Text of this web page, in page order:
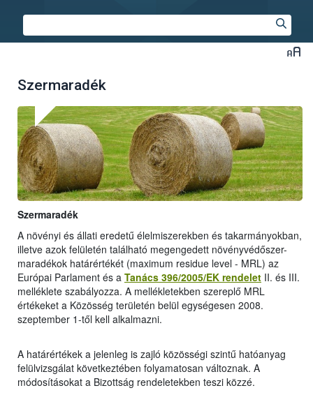
Szermaradék
Szermaradék
A növényi és állati eredetű élelmiszerekben és takarmányokban,
illetve azok felületén található megengedett növényvédőszer-
maradékok határértékét (maximum residue level - MRL) az
Európai Parlament és a Tanács 396/2005/EK rendelet II. és III.
melléklete szabályozza. A mellékletekben szereplő MRL
értékeket a Közösség területén belül egységesen 2008.
szeptember 1-től kell alkalmazni.
A határértékek a jelenleg is zajló közösségi szintű hatóanyag
felülvizsgálat következtében folyamatosan változnak. A
módosításokat a Bizottság rendeletekben teszi közzé.